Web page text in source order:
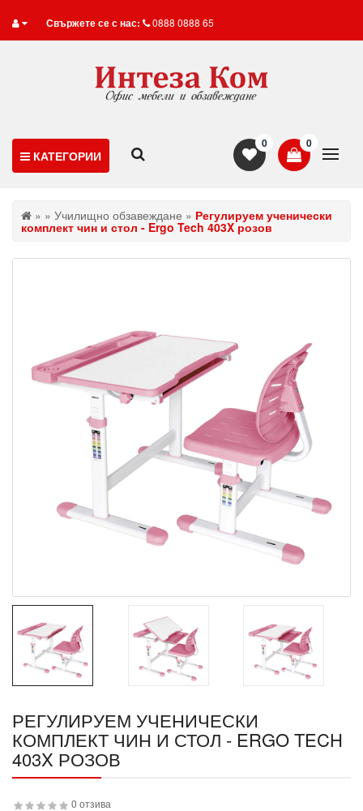
Свържете се с нас: 0888 0888 65
КАТЕГОРИИ
0
0
» » Училищно обзавеждане » Регулируем ученически
комплект чин и стол - Ergo Tech 403X розов
РЕГУЛИРУЕМ УЧЕНИЧЕСКИ
КОМПЛЕКТ ЧИН И СТОЛ - ERGO TECH
403X РОЗОВ
0 отзива